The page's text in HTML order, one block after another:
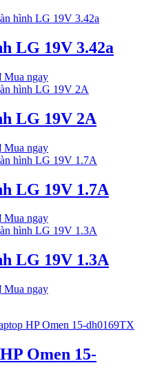
là:
LG 19V 3.42a
Giá
hiện
là:
250.000₫.
Mua ngay
LG 19V 2A
Giá
hiện
là:
250.000₫.
Mua ngay
LG 19V 1.7A
Giá
hiện
là:
250.000₫.
Mua ngay
LG 19V 1.3A
Giá
là:
Mua ngay
Omen 15-